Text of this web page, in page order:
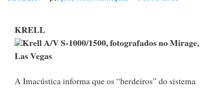
KRELL
Krell A/V S-1000/1500, fotografados no Mirage,
Las Vegas
A Imacústica informa que os “herdeiros” do sistema